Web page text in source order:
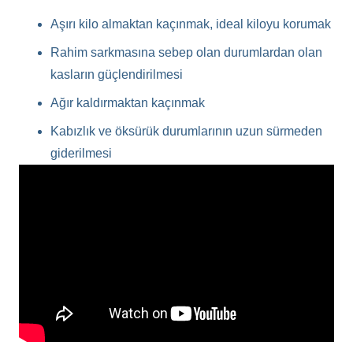
Aşırı kilo almaktan kaçınmak, ideal kiloyu korumak
Rahim sarkmasına sebep olan durumlardan olan
kasların güçlendirilmesi
Ağır kaldırmaktan kaçınmak
Kabızlık ve öksürük durumlarının uzun sürmeden
giderilmesi